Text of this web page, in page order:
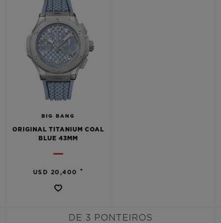
BIG BANG
ORIGINAL TITANIUM COAL
BLUE 43MM
USD 20,400 •
DE 3 PONTEIROS